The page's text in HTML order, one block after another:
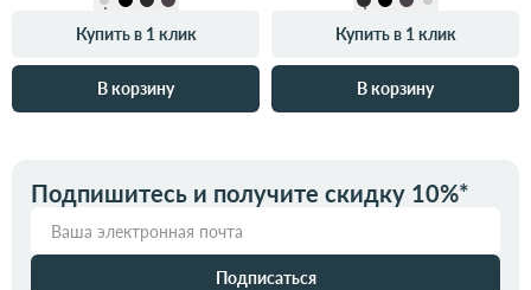
Купить в 1 клик
В корзину
Купить в 1 клик
В корзину
Подпишитесь и получите скидку 10%*
Подписаться